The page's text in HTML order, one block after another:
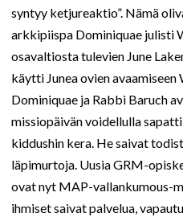
syntyy ketjureaktio”. Nämä
arkkipiispa Dominiquae julisti
osavaltiosta tulevien June
käytti Junea ovien
Dominiquae ja Rabbi Baruch
missiopäivän voidellulla
kiddushin kera. He saivat
läpimurtoja. Uusia GRM-
ovat nyt MAP-vallankumous-
ihmiset saivat palvelua,